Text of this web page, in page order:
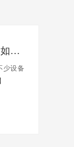
“链”接可靠-报型号就卡壳？如何准确描述您需要的链条？
少设备